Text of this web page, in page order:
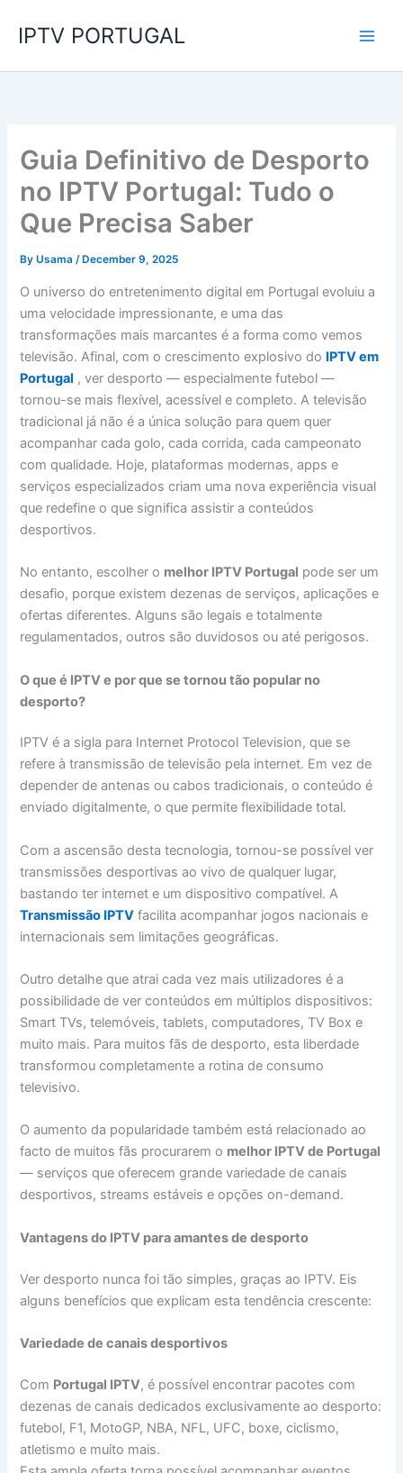
IPTV PORTUGAL
Guia Definitivo de Desporto
no IPTV Portugal: Tudo o
Que Precisa Saber
ByUsama/ December 9, 2025
O universo do entretenimento digital em Portugal evoluiu a
uma velocidade impressionante, e uma das
transformações mais marcantes é a forma como vemos
televisão. Afinal, com o crescimento explosivo do IPTV em
Portugal , ver desporto — especialmente futebol —
tornou-se mais flexível, acessível e completo. A televisão
tradicional já não é a única solução para quem quer
acompanhar cada golo, cada corrida, cada campeonato
com qualidade. Hoje, plataformas modernas, apps e
serviços especializados criam uma nova experiência visual
que redefine o que significa assistir a conteúdos
desportivos.
No entanto, escolher o melhor IPTV Portugal pode ser um
desafio, porque existem dezenas de serviços, aplicações e
ofertas diferentes. Alguns são legais e totalmente
regulamentados, outros são duvidosos ou até perigosos.
O que é IPTV e por que se tornou tão popular no
desporto?
IPTV é a sigla para Internet Protocol Television, que se
refere à transmissão de televisão pela internet. Em vez de
depender de antenas ou cabos tradicionais, o conteúdo é
enviado digitalmente, o que permite flexibilidade total.
Com a ascensão desta tecnologia, tornou-se possível ver
transmissões desportivas ao vivo de qualquer lugar,
bastando ter internet e um dispositivo compatível. A
Transmissão IPTV facilita acompanhar jogos nacionais e
internacionais sem limitações geográficas.
Outro detalhe que atrai cada vez mais utilizadores é a
possibilidade de ver conteúdos em múltiplos dispositivos:
Smart TVs, telemóveis, tablets, computadores, TV Box e
muito mais. Para muitos fãs de desporto, esta liberdade
transformou completamente a rotina de consumo
televisivo.
O aumento da popularidade também está relacionado ao
facto de muitos fãs procurarem o melhor IPTV de Portugal
— serviços que oferecem grande variedade de canais
desportivos, streams estáveis e opções on-demand.
Vantagens do IPTV para amantes de desporto
Ver desporto nunca foi tão simples, graças ao IPTV. Eis
alguns benefícios que explicam esta tendência crescente:
Variedade de canais desportivos
Com Portugal IPTV, é possível encontrar pacotes com
dezenas de canais dedicados exclusivamente ao desporto:
futebol, F1, MotoGP, NBA, NFL, UFC, boxe, ciclismo,
atletismo e muito mais.